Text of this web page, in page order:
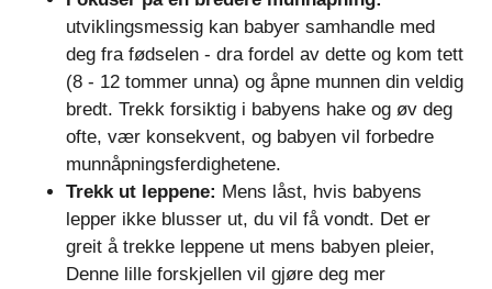
utviklingsmessig kan babyer samhandle med
deg fra fødselen - dra fordel av dette og kom tett
(8 - 12 tommer unna) og åpne munnen din veldig
bredt. Trekk forsiktig i babyens hake og øv deg
ofte, vær konsekvent, og babyen vil forbedre
munnåpningsferdighetene.
Trekk ut leppene: Mens låst, hvis babyens
lepper ikke blusser ut, du vil få vondt. Det er
greit å trekke leppene ut mens babyen pleier,
Denne lille forskjellen vil gjøre deg mer